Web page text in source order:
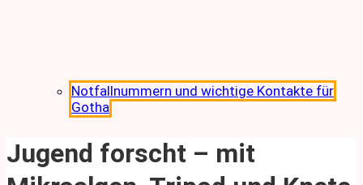
Notfallnummern und wichtige Kontakte für
Gotha
Jugend forscht – mit